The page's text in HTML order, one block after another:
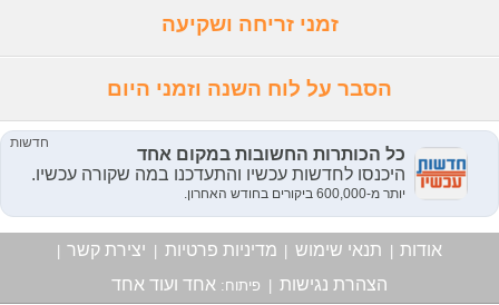
זמני זריחה ושקיעה
הסבר על לוח השנה וזמני היום
אודות תנאי שימוש מדיניות פרטיות יצירת קשר
הצהרת נגישות פיתוח: אחד ועוד אחד